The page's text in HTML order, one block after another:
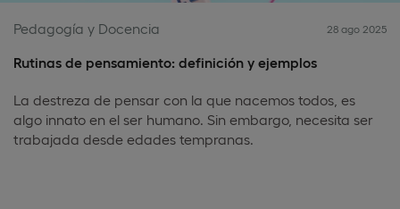
Pedagogía y Docencia 28 ago 2025
Rutinas de pensamiento: definición y ejemplos
La destreza de pensar con la que nacemos todos, es
algo innato en el ser humano. Sin embargo, necesita ser
trabajada desde edades tempranas.